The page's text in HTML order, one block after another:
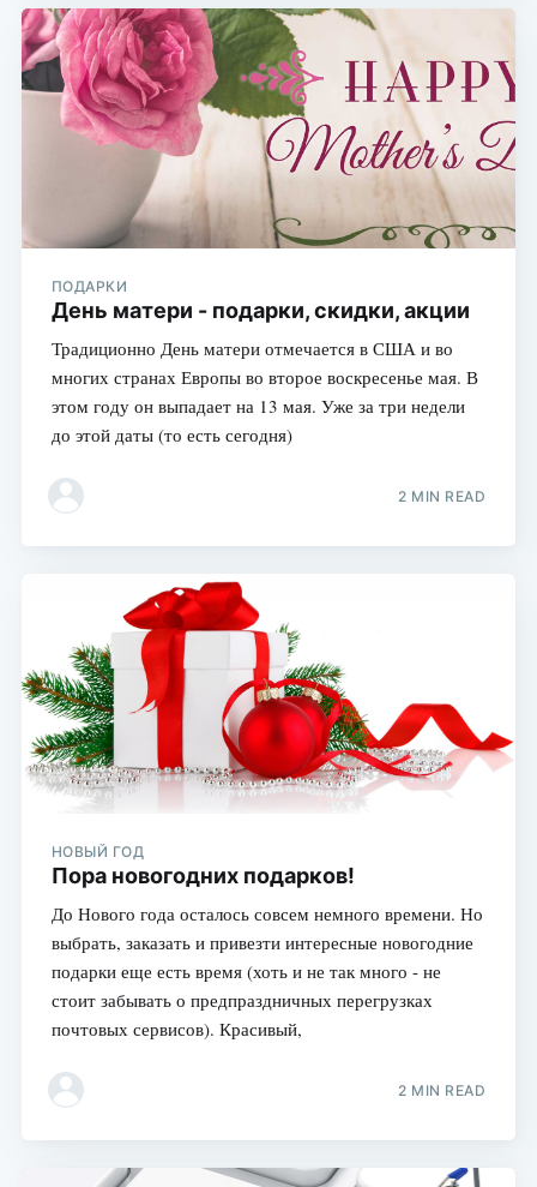
ПОДАРКИ
День матери - подарки, скидки, акции
Традиционно День матери отмечается в США и во
многих странах Европы во второе воскресенье мая. В
этом году он выпадает на 13 мая. Уже за три недели
до этой даты (то есть сегодня)
2 MIN READ
НОВЫЙ ГОД
Пора новогодних подарков!
До Нового года осталось совсем немного времени. Но
выбрать, заказать и привезти интересные новогодние
подарки еще есть время (хоть и не так много - не
стоит забывать о предпраздничных перегрузках
почтовых сервисов). Красивый,
2 MIN READ